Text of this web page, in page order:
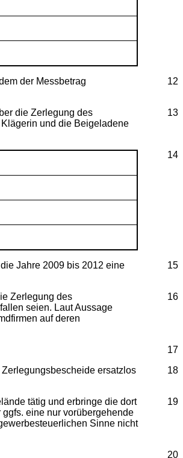
12
der Messbetrag
13
die Zerlegung des
und die Beigeladene
14
15
Jahre 2009 bis 2012 eine
16
Zerlegung des
seien. Laut Aussage
auf deren
17
18
ersatzlos
19
tätig und erbringe die dort
eine nur vorübergehende
Sinne nicht
20